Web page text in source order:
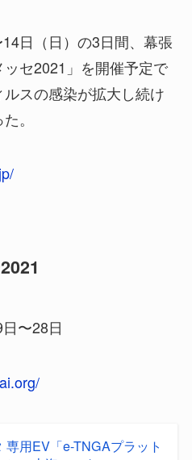
日（日）の3日間、幕張
セ2021」を開催予定で
スの感染が拡大し続け
。
〜28日
専用EV「e-TNGAプラット